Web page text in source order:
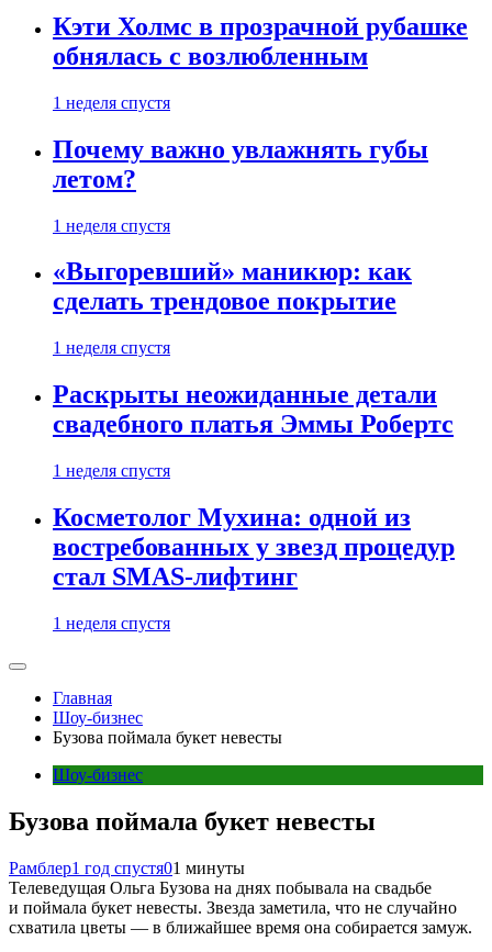
Кэти Холмс в прозрачной рубашке
обнялась с возлюбленным
1 неделя спустя
Почему важно увлажнять губы
летом?
1 неделя спустя
«Выгоревший» маникюр: как
сделать трендовое покрытие
1 неделя спустя
Раскрыты неожиданные детали
свадебного платья Эммы Робертс
1 неделя спустя
Косметолог Мухина: одной из
востребованных у звезд процедур
стал SMAS-лифтинг
1 неделя спустя
Главная
Шоу-бизнес
Бузова поймала букет невесты
Шоу-бизнес
Бузова поймала букет невесты
Рамблер1 год спустя01 минуты
Телеведущая Ольга Бузова на днях побывала на свадьбе
и поймала букет невесты. Звезда заметила, что не случайно
схватила цветы — в ближайшее время она собирается замуж.